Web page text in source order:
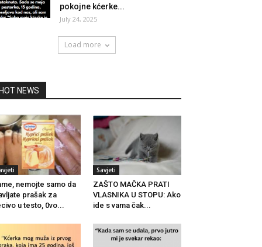
pokojne kćerke...
July 24, 2025
Load more
NEWS
nemojte samo da
prašak za
u testo, 0vo...
Savjeti
ZAŠTO MAČKA PRATI
VLASNIKA U STOPU: Ako
ide s vama čak...